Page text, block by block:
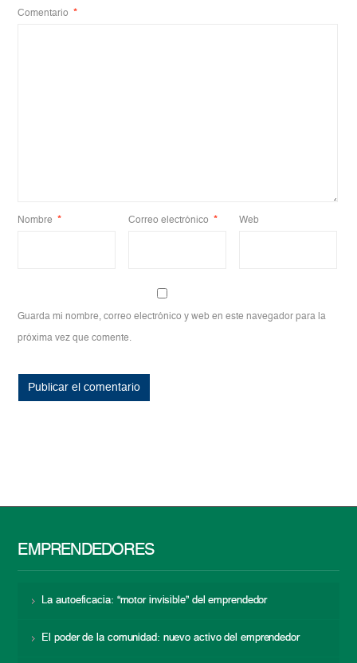
Comentario *
Nombre * Correo electrónico * Web
Guarda mi nombre, correo electrónico y web en este navegador para la
próxima vez que comente.
EMPRENDEDORES
La autoeficacia: “motor invisible” del emprendedor
El poder de la comunidad: nuevo activo del emprendedor